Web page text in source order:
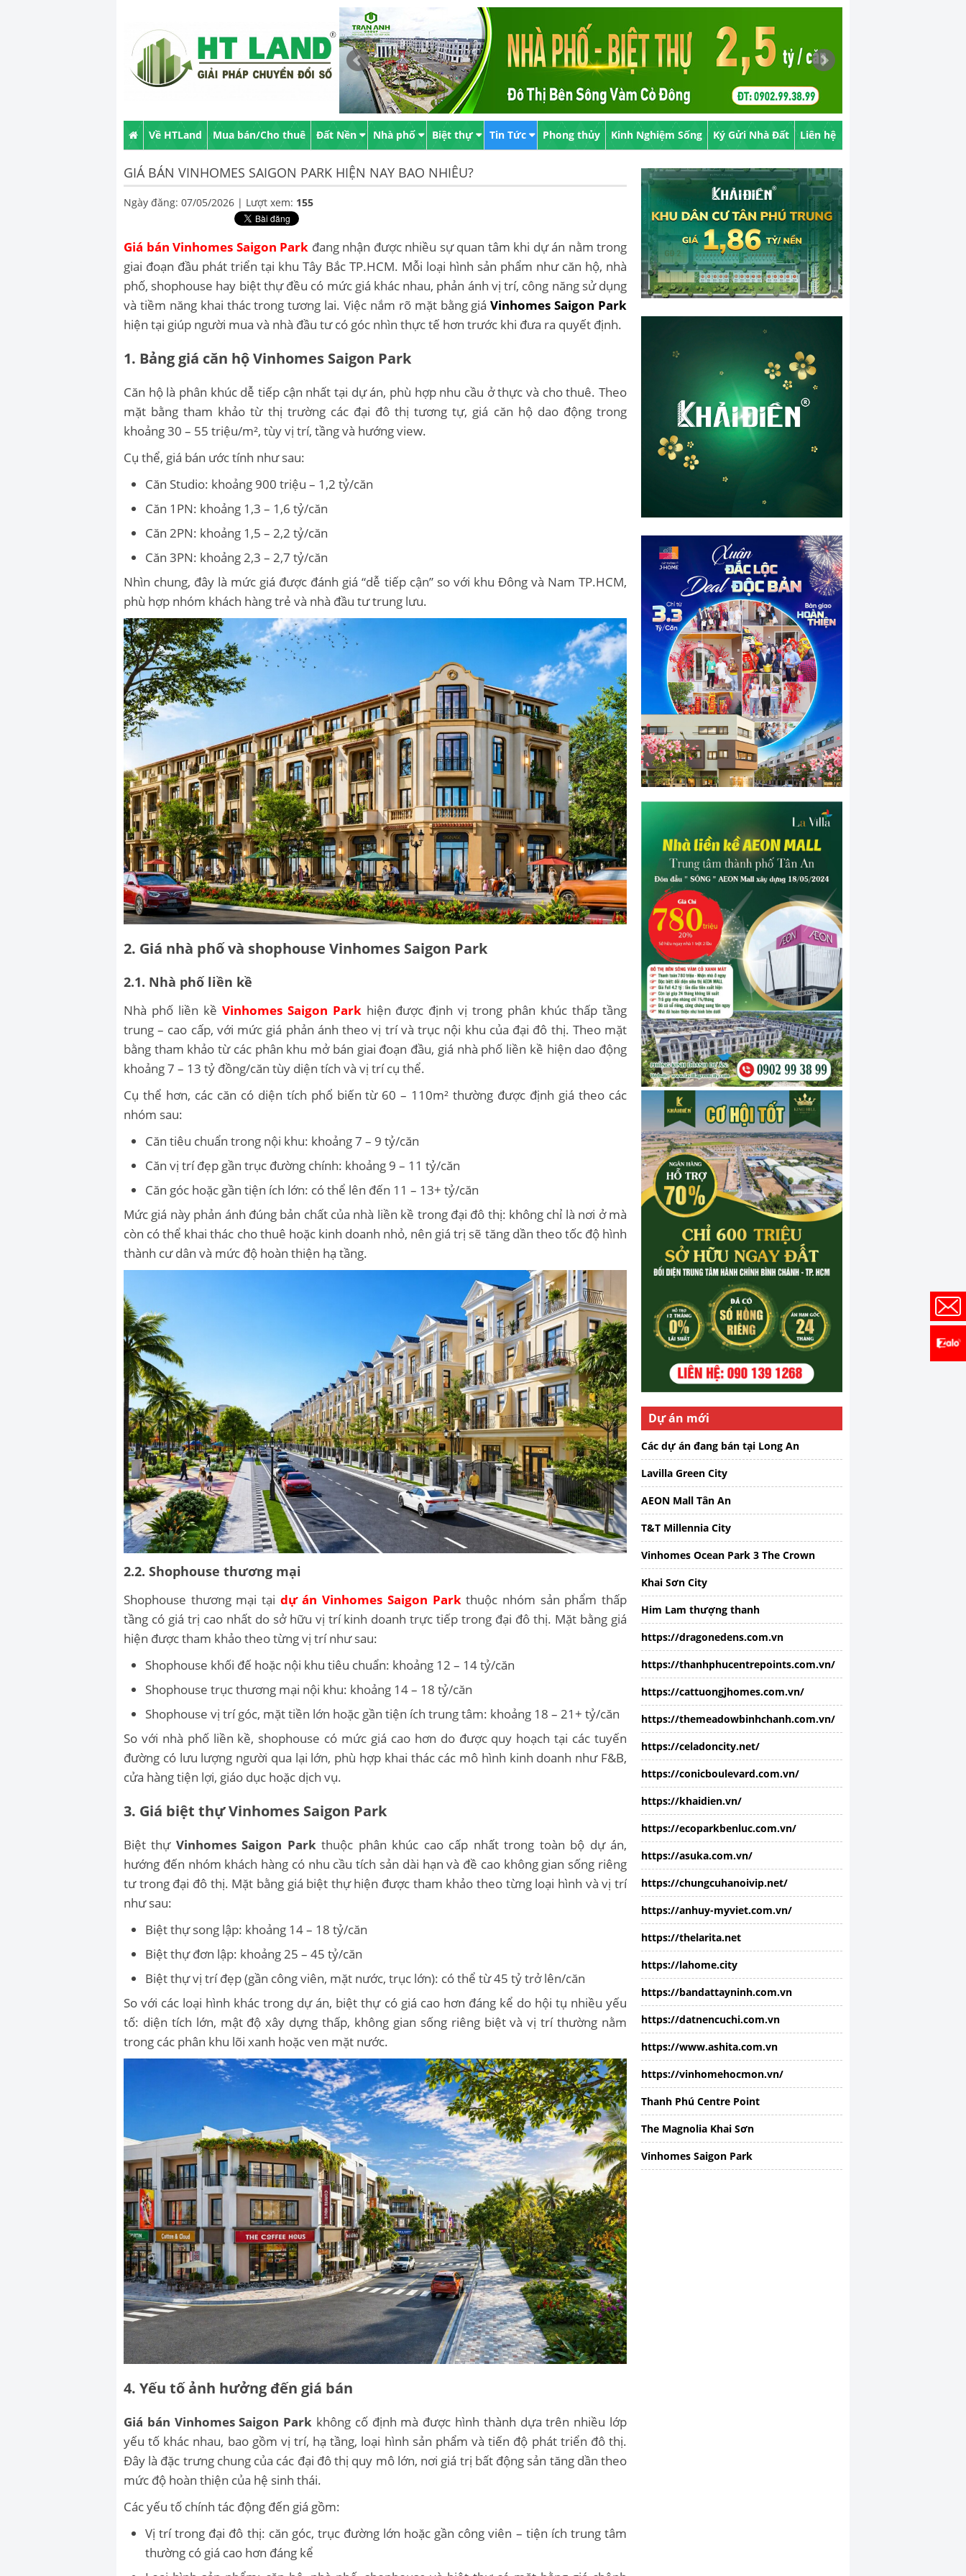
Về HTLand Mua bán/Cho thuê Đất Nền Nhà phố Biệt thự Tin Tức Phong thủy Kinh Nghiệm Sống Ký Gửi Nhà Đất Liên hệ
GIÁ BÁN VINHOMES SAIGON PARK HIỆN NAY BAO NHIÊU?
Ngày đăng: 07/05/2026 | Lượt xem: 155
Giá bán Vinhomes Saigon Park đang nhận được nhiều sự quan tâm khi dự án nằm trong
giai đoạn đầu phát triển tại khu Tây Bắc TP.HCM. Mỗi loại hình sản phẩm như căn hộ, nhà
phố, shophouse hay biệt thự đều có mức giá khác nhau, phản ánh vị trí, công năng sử dụng
và tiềm năng khai thác trong tương lai. Việc nắm rõ mặt bằng giáVinhomes Saigon Park
hiện tại giúp người mua và nhà đầu tư có góc nhìn thực tế hơn trước khi đưa ra quyết định.
1. Bảng giá căn hộ Vinhomes Saigon Park
Căn hộ là phân khúc dễ tiếp cận nhất tại dự án, phù hợp nhu cầu ở thực và cho thuê. Theo
mặt bằng tham khảo từ thị trường các đại đô thị tương tự, giá căn hộ dao động trong
khoảng 30 – 55 triệu/m², tùy vị trí, tầng và hướng view.
Cụ thể, giá bán ước tính như sau:
Căn Studio: khoảng 900 triệu – 1,2 tỷ/căn
Căn 1PN: khoảng 1,3 – 1,6 tỷ/căn
Căn 2PN: khoảng 1,5 – 2,2 tỷ/căn
Căn 3PN: khoảng 2,3 – 2,7 tỷ/căn
Nhìn chung, đây là mức giá được đánh giá “dễ tiếp cận” so với khu Đông và Nam TP.HCM,
phù hợp nhóm khách hàng trẻ và nhà đầu tư trung lưu.
2. Giá nhà phố và shophouse Vinhomes Saigon Park
2.1. Nhà phố liền kề
Nhà phố liền kề Vinhomes Saigon Park hiện được định vị trong phân khúc thấp tầng
trung – cao cấp, với mức giá phản ánh theo vị trí và trục nội khu của đại đô thị. Theo mặt
bằng tham khảo từ các phân khu mở bán giai đoạn đầu, giá nhà phố liền kề hiện dao động
khoảng7 – 13 tỷ đồng/căn tùy diện tích và vị trí cụ thể.
Cụ thể hơn, các căn có diện tích phổ biến từ 60 – 110m² thường được định giá theo các
nhóm sau:
Căn tiêu chuẩn trong nội khu: khoảng 7 – 9 tỷ/căn
Căn vị trí đẹp gần trục đường chính: khoảng 9 – 11 tỷ/căn
Căn góc hoặc gần tiện ích lớn: có thể lên đến 11 – 13+ tỷ/căn
Mức giá này phản ánh đúng bản chất của nhà liền kề trong đại đô thị: không chỉ là nơi ở mà
còn có thể khai thác cho thuê hoặc kinh doanh nhỏ, nên giá trị sẽ tăng dần theo tốc độ hình
thành cư dân và mức độ hoàn thiện hạ tầng.
2.2. Shophouse thương mại
Shophouse thương mại tại dự ánVinhomes Saigon Parkthuộc nhóm sản phẩm thấp
tầng có giá trị cao nhất do sở hữu vị trí kinh doanh trực tiếp trong đại đô thị. Mặt bằng giá
hiện được tham khảo theo từng vị trí như sau:
Shophouse khối đế hoặc nội khu tiêu chuẩn: khoảng 12 – 14 tỷ/căn
Shophouse trục thương mại nội khu: khoảng 14 – 18 tỷ/căn
Shophouse vị trí góc, mặt tiền lớn hoặc gần tiện ích trung tâm: khoảng 18 – 21+ tỷ/căn
So với nhà phố liền kề, shophouse có mức giá cao hơn do được quy hoạch tại các tuyến
đường có lưu lượng người qua lại lớn, phù hợp khai thác các mô hình kinh doanh như F&B,
cửa hàng tiện lợi, giáo dục hoặc dịch vụ.
3. Giá biệt thự Vinhomes Saigon Park
Biệt thựVinhomes Saigon Parkthuộc phân khúc cao cấp nhất trong toàn bộ dự án,
hướng đến nhóm khách hàng có nhu cầu tích sản dài hạn và đề cao không gian sống riêng
tư trong đại đô thị. Mặt bằng giá biệt thự hiện được tham khảo theo từng loại hình và vị trí
như sau:
Biệt thự song lập: khoảng 14 – 18 tỷ/căn
Biệt thự đơn lập: khoảng 25 – 45 tỷ/căn
Biệt thự vị trí đẹp (gần công viên, mặt nước, trục lớn): có thể từ 45 tỷ trở lên/căn
So với các loại hình khác trong dự án, biệt thự có giá cao hơn đáng kể do hội tụ nhiều yếu
tố: diện tích lớn, mật độ xây dựng thấp, không gian sống riêng biệt và vị trí thường nằm
trong các phân khu lõi xanh hoặc ven mặt nước.
4. Yếu tố ảnh hưởng đến giá bán
Giá bán Vinhomes Saigon Park không cố định mà được hình thành dựa trên nhiều lớp
yếu tố khác nhau, bao gồm vị trí, hạ tầng, loại hình sản phẩm và tiến độ phát triển đô thị.
Đây là đặc trưng chung của các đại đô thị quy mô lớn, nơi giá trị bất động sản tăng dần theo
mức độ hoàn thiện của hệ sinh thái.
Các yếu tố chính tác động đến giá gồm:
Vị trí trong đại đô thị: căn góc, trục đường lớn hoặc gần công viên – tiện ích trung tâm
thường có giá cao hơn đáng kể
Dự án mới
Các dự án đang bán tại Long An
Lavilla Green City
AEON Mall Tân An
T&T Millennia City
Vinhomes Ocean Park 3 The Crown
Khai Sơn City
Him Lam thượng thanh
https://dragonedens.com.vn
https://thanhphucentrepoints.com.vn/
https://cattuongjhomes.com.vn/
https://themeadowbinhchanh.com.vn/
https://celadoncity.net/
https://conicboulevard.com.vn/
https://khaidien.vn/
https://ecoparkbenluc.com.vn/
https://asuka.com.vn/
https://chungcuhanoivip.net/
https://anhuy-myviet.com.vn/
https://thelarita.net
https://lahome.city
https://bandattayninh.com.vn
https://datnencuchi.com.vn
https://www.ashita.com.vn
https://vinhomehocmon.vn/
Thanh Phú Centre Point
The Magnolia Khai Sơn
Vinhomes Saigon Park